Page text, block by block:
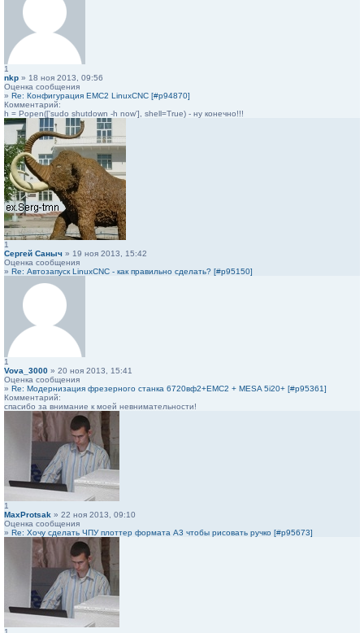
1
nkp » 18 ноя 2013, 09:56
Оценка сообщения
» Re: Конфигурация EMC2 LinuxCNC [#p94870]
Комментарий:
h = Popen(['sudo shutdown -h now'], shell=True) - ну конечно!!!
1
Сергей Саныч » 19 ноя 2013, 15:42
Оценка сообщения
» Re: Автозапуск LinuxCNC - как правильно сделать? [#p95150]
1
Vova_3000 » 20 ноя 2013, 15:41
Оценка сообщения
» Re: Модернизация фрезерного станка 6720вф2+EMC2 + MESA 5i20+ [#p95361]
Комментарий:
спасибо за внимание к моей невнимательности!
1
MaxProtsak » 22 ноя 2013, 09:10
Оценка сообщения
» Re: Хочу сделать ЧПУ плоттер формата А3 чтобы рисовать ручко [#p95673]